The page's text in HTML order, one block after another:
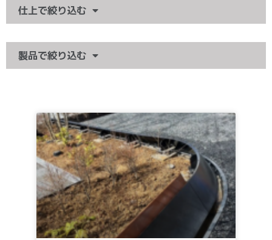
仕上で絞り込む
製品で絞り込む